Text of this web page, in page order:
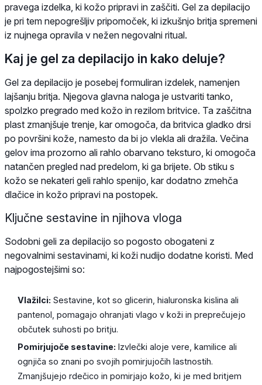
pravega izdelka, ki kožo pripravi in zaščiti. Gel za depilacijo
je pri tem nepogrešljiv pripomoček, ki izkušnjo britja spremeni
iz nujnega opravila v nežen negovalni ritual.
Kaj je gel za depilacijo in kako deluje?
Gel za depilacijo je posebej formuliran izdelek, namenjen
lajšanju britja. Njegova glavna naloga je ustvariti tanko,
spolzko pregrado med kožo in rezilom britvice. Ta zaščitna
plast zmanjšuje trenje, kar omogoča, da britvica gladko drsi
po površini kože, namesto da bi jo vlekla ali dražila. Večina
gelov ima prozorno ali rahlo obarvano teksturo, ki omogoča
natančen pregled nad predelom, ki ga brijete. Ob stiku s
kožo se nekateri geli rahlo spenijo, kar dodatno zmehča
dlačice in kožo pripravi na postopek.
Ključne sestavine in njihova vloga
Sodobni geli za depilacijo so pogosto obogateni z
negovalnimi sestavinami, ki koži nudijo dodatne koristi. Med
najpogostejšimi so:
Vlažilci: Sestavine, kot so glicerin, hialuronska kislina ali
pantenol, pomagajo ohranjati vlago v koži in preprečujejo
občutek suhosti po britju.
Pomirjujoče sestavine: Izvlečki aloje vere, kamilice ali
ognjiča so znani po svojih pomirjujočih lastnostih.
Zmanjšujejo rdečico in pomirjajo kožo, ki je med britjem